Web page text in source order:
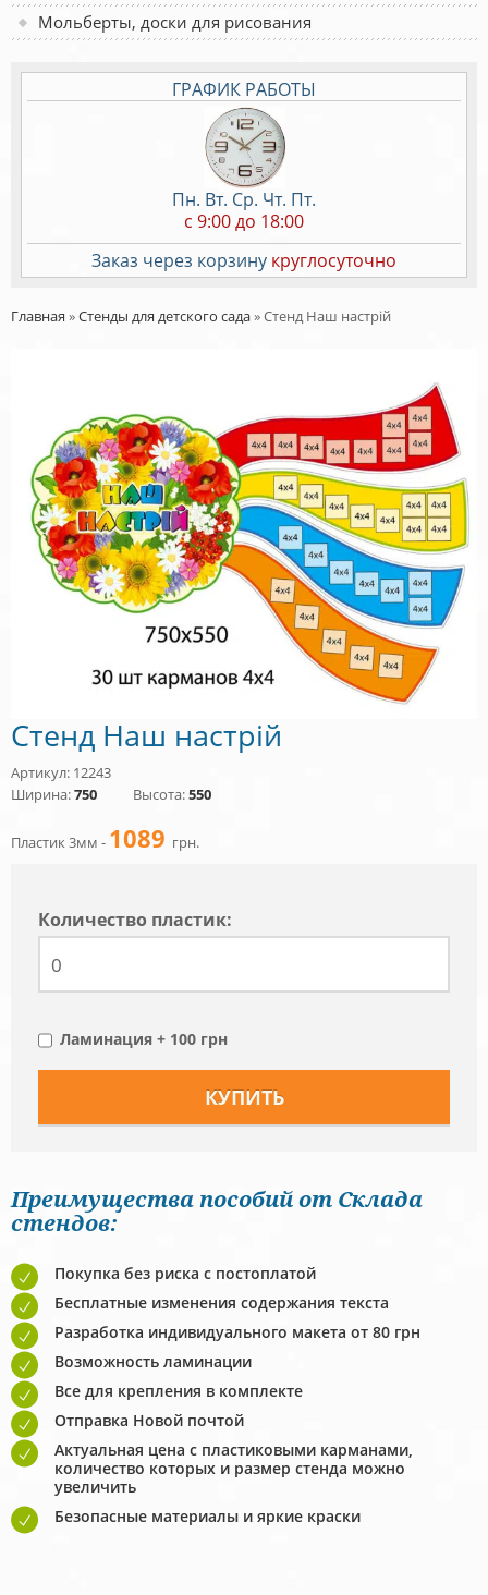
Мольберты, доски для рисования
ГРАФИК РАБОТЫ
Пн. Вт. Ср. Чт. Пт.
c 9:00 до 18:00
Заказ через корзину круглосуточно
Главная »Стенды для детского сада»Стенд Наш настрій
Стенд Наш настрій
Артикул: 12243
Ширина:750 Высота:550
Пластик 3мм - 1089 грн.
Количество пластик:
Ламинация + 100 грн
Преимущества пособий от Склада
стендов:
Покупка без риска с постоплатой
Бесплатные изменения содержания текста
Разработка индивидуального макета от 80 грн
Возможность ламинации
Все для крепления в комплекте
Отправка Новой почтой
Актуальная цена с пластиковыми карманами,
количество которых и размер стенда можно
увеличить
Безопасные материалы и яркие краски